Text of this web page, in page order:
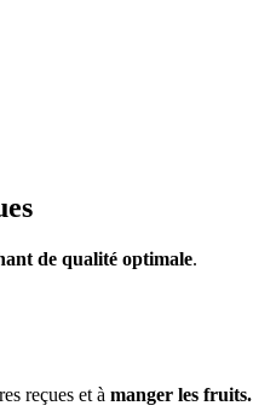
de qualité optimale.
reçues et à manger les fruits.